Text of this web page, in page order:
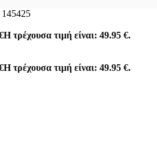
145425
Η τρέχουσα τιμή είναι: 49.95 €.
Η τρέχουσα τιμή είναι: 49.95 €.